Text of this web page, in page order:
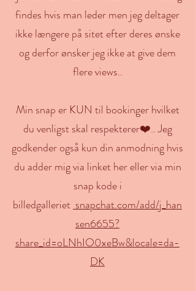
findes hvis man leder men jeg deltager
ikke længere på sitet efter deres ønske
og derfor ønsker jeg ikke at give dem
flere views..
Min snap er KUN til bookinger hvilket
du venligst skal respekterer❤️.. Jeg
godkender også kun din anmodning hvis
du adder mig via linket her eller via min
snap kode i
billedgalleriet snapchat.com/add/j_han
sen6655?
share_id=oLNhIO0xeBw&locale=da-
DK